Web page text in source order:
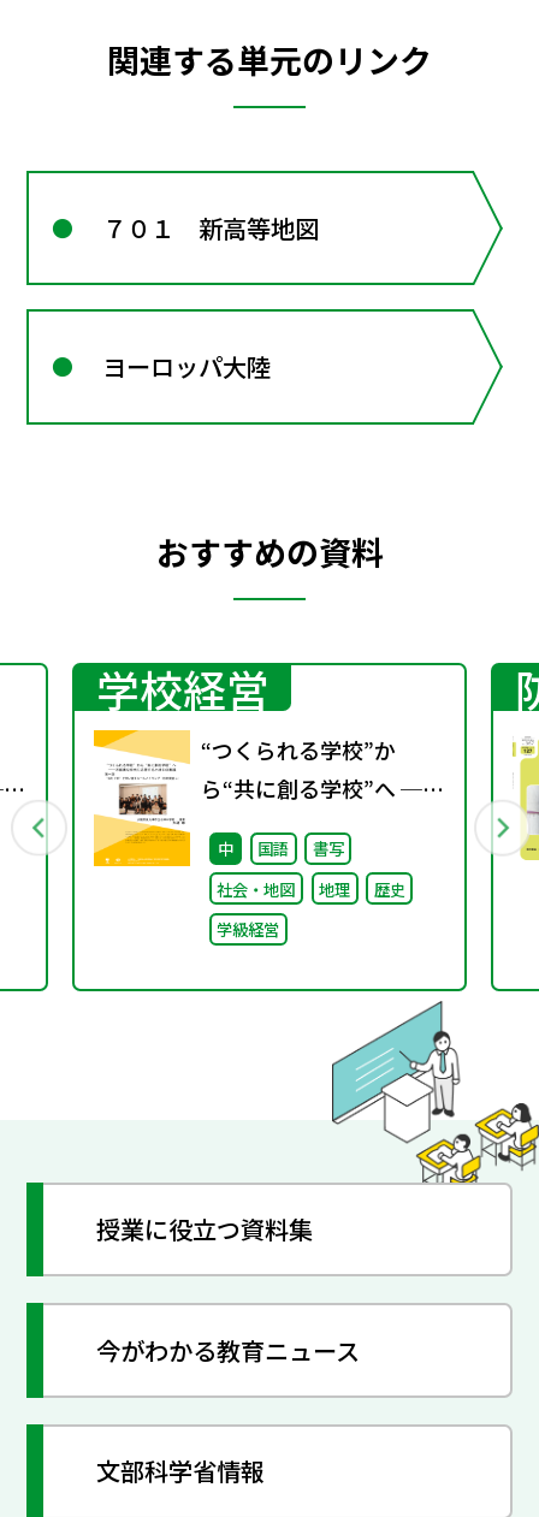
関連する単元のリンク
７０１ 新高等地図
ヨーロッパ大陸
おすすめの資料
学校経営
“つくられる学校”か
ら“共に創る学校”へ ──
不確実な時代に応答する
小津中の実践 第一回 “当
たり前”を問い直すルー
ルメイキング（校則見直
中 国語
書写
社会・地図
地理
歴史
学級経営
授業に役立つ資料集
今がわかる教育ニュース
文部科学省情報